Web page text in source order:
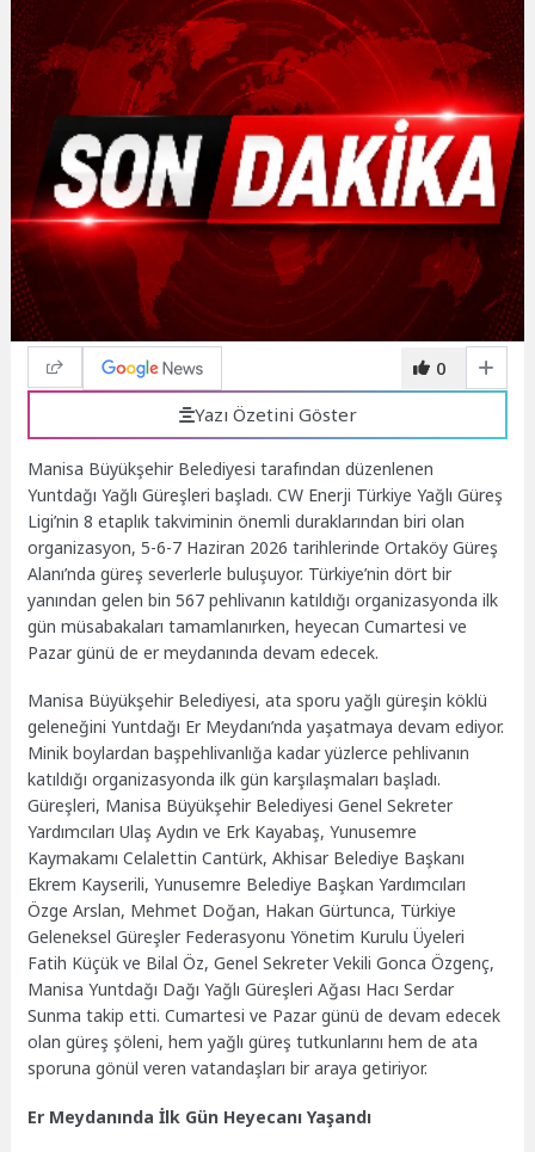
0
Yazı Özetini Göster
Manisa Büyükşehir Belediyesi tarafından düzenlenen
Yuntdağı Yağlı Güreşleri başladı. CW Enerji Türkiye Yağlı Güreş
Ligi’nin 8 etaplık takviminin önemli duraklarından biri olan
organizasyon, 5-6-7 Haziran 2026 tarihlerinde Ortaköy Güreş
Alanı’nda güreş severlerle buluşuyor. Türkiye’nin dört bir
yanından gelen bin 567 pehlivanın katıldığı organizasyonda ilk
gün müsabakaları tamamlanırken, heyecan Cumartesi ve
Pazar günü de er meydanında devam edecek.
Manisa Büyükşehir Belediyesi, ata sporu yağlı güreşin köklü
geleneğini Yuntdağı Er Meydanı’nda yaşatmaya devam ediyor.
Minik boylardan başpehlivanlığa kadar yüzlerce pehlivanın
katıldığı organizasyonda ilk gün karşılaşmaları başladı.
Güreşleri, Manisa Büyükşehir Belediyesi Genel Sekreter
Yardımcıları Ulaş Aydın ve Erk Kayabaş, Yunusemre
Kaymakamı Celalettin Cantürk, Akhisar Belediye Başkanı
Ekrem Kayserili, Yunusemre Belediye Başkan Yardımcıları
Özge Arslan, Mehmet Doğan, Hakan Gürtunca, Türkiye
Geleneksel Güreşler Federasyonu Yönetim Kurulu Üyeleri
Fatih Küçük ve Bilal Öz, Genel Sekreter Vekili Gonca Özgenç,
Manisa Yuntdağı Dağı Yağlı Güreşleri Ağası Hacı Serdar
Sunma takip etti. Cumartesi ve Pazar günü de devam edecek
olan güreş şöleni, hem yağlı güreş tutkunlarını hem de ata
sporuna gönül veren vatandaşları bir araya getiriyor.
Er Meydanında İlk Gün Heyecanı Yaşandı